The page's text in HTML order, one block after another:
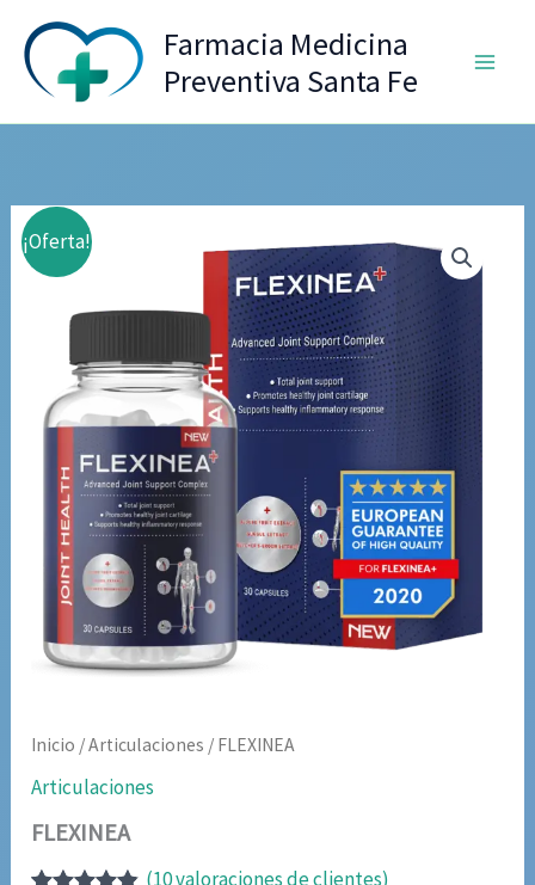
contenido
Farmacia Medicina
Preventiva Santa Fe
¡Oferta!
Inicio /Articulaciones / FLEXINEA
Articulaciones
FLEXINEA
(10valoraciones de clientes)